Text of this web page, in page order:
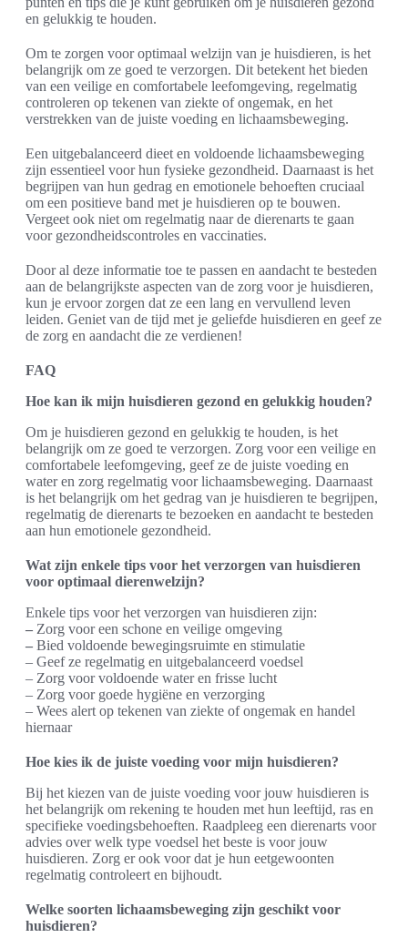
en gelukkig te houden.
Om te zorgen voor optimaal welzijn van je huisdieren, is het
belangrijk om ze goed te verzorgen. Dit betekent het bieden
van een veilige en comfortabele leefomgeving, regelmatig
controleren op tekenen van ziekte of ongemak, en het
verstrekken van de juiste voeding en lichaamsbeweging.
Een uitgebalanceerd dieet en voldoende lichaamsbeweging
zijn essentieel voor hun fysieke gezondheid. Daarnaast is het
begrijpen van hun gedrag en emotionele behoeften cruciaal
om een positieve band met je huisdieren op te bouwen.
Vergeet ook niet om regelmatig naar de dierenarts te gaan
voor gezondheidscontroles en vaccinaties.
Door al deze informatie toe te passen en aandacht te besteden
aan de belangrijkste aspecten van de zorg voor je huisdieren,
kun je ervoor zorgen dat ze een lang en vervullend leven
leiden. Geniet van de tijd met je geliefde huisdieren en geef ze
de zorg en aandacht die ze verdienen!
FAQ
Hoe kan ik mijn huisdieren gezond en gelukkig houden?
Om je huisdieren gezond en gelukkig te houden, is het
belangrijk om ze goed te verzorgen. Zorg voor een veilige en
comfortabele leefomgeving, geef ze de juiste voeding en
water en zorg regelmatig voor lichaamsbeweging. Daarnaast
is het belangrijk om het gedrag van je huisdieren te begrijpen,
regelmatig de dierenarts te bezoeken en aandacht te besteden
aan hun emotionele gezondheid.
Wat zijn enkele tips voor het verzorgen van huisdieren
voor optimaal dierenwelzijn?
Enkele tips voor het verzorgen van huisdieren zijn:
– Zorg voor een schone en veilige omgeving
– Bied voldoende bewegingsruimte en stimulatie
– Geef ze regelmatig en uitgebalanceerd voedsel
– Zorg voor voldoende water en frisse lucht
– Zorg voor goede hygiëne en verzorging
– Wees alert op tekenen van ziekte of ongemak en handel
hiernaar
Hoe kies ik de juiste voeding voor mijn huisdieren?
Bij het kiezen van de juiste voeding voor jouw huisdieren is
het belangrijk om rekening te houden met hun leeftijd, ras en
specifieke voedingsbehoeften. Raadpleeg een dierenarts voor
advies over welk type voedsel het beste is voor jouw
huisdieren. Zorg er ook voor dat je hun eetgewoonten
regelmatig controleert en bijhoudt.
Welke soorten lichaamsbeweging zijn geschikt voor
huisdieren?